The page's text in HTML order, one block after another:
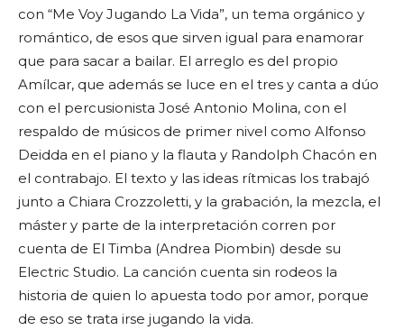
con “Me Voy Jugando La Vida”, un tema orgánico y
romántico, de esos que sirven igual para enamorar
que para sacar a bailar. El arreglo es del propio
Amílcar, que además se luce en el tres y canta a dúo
con el percusionista José Antonio Molina, con el
respaldo de músicos de primer nivel como Alfonso
Deidda en el piano y la flauta y Randolph Chacón en
el contrabajo. El texto y las ideas rítmicas los trabajó
junto a Chiara Crozzoletti, y la grabación, la mezcla, el
máster y parte de la interpretación corren por
cuenta de El Timba (Andrea Piombin) desde su
Electric Studio. La canción cuenta sin rodeos la
historia de quien lo apuesta todo por amor, porque
de eso se trata irse jugando la vida.